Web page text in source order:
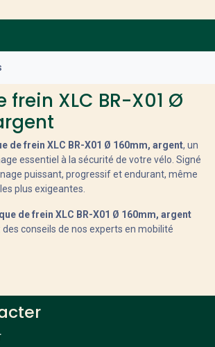
frein XLC BR-X01 Ø
de frein XLC BR-X01 Ø 160mm, argent, un
essentiel à la sécurité de votre vélo. Signé
puissant, progressif et endurant, même
plus exigeantes.
de frein XLC BR-X01 Ø 160mm, argent
conseils de nos experts en mobilité